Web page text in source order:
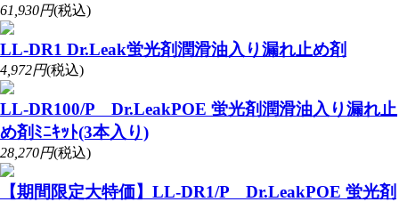
61,930円(税込)
LL-DR1 Dr.Leak蛍光剤潤滑油入り漏れ止め剤
4,972円(税込)
LL-DR100/P Dr.LeakPOE 蛍光剤潤滑油入り漏れ止
め剤ﾐﾆｷｯﾄ(3本入り)
28,270円(税込)
【期間限定大特価】LL-DR1/P Dr.LeakPOE 蛍光剤